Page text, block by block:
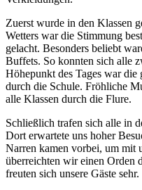
Zuerst wurde in den Klassen
Wetters war die Stimmung
gelacht. Besonders beliebt
Buffets. So konnten sich alle
Höhepunkt des Tages war
durch die Schule. Fröhliche
alle Klassen durch die Flure.
Schließlich trafen sich alle in
Dort erwartete uns hoher
Narren kamen vorbei, um mit
überreichten wir einen Orden
freuten sich unsere Gäste sehr.